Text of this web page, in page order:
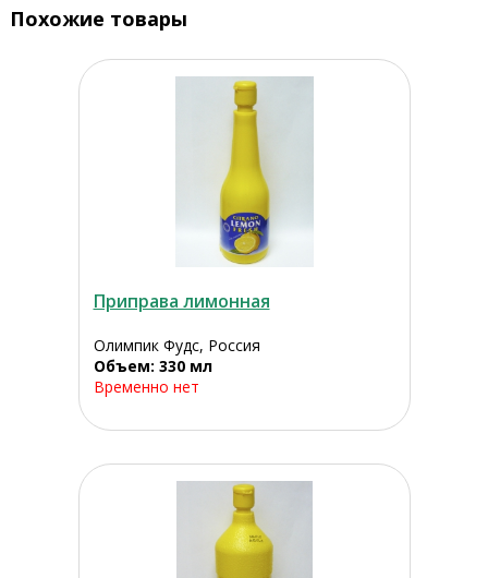
Похожие товары
Приправа лимонная
Олимпик Фудс, Россия
Объем: 330 мл
Временно нет